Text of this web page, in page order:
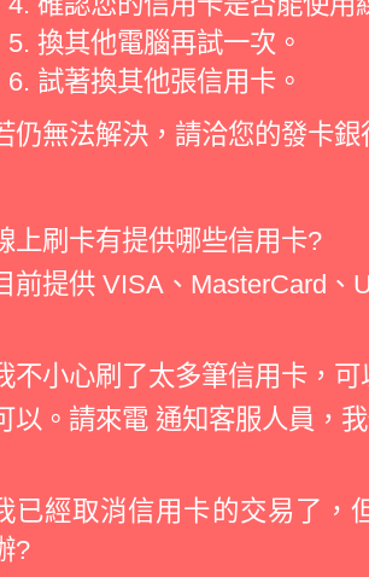
換其他電腦再試一次。
試著換其他張信用卡。
仍無法解決，請洽您的發卡
上刷卡有提供哪些信用卡?
前提供 VISA、MasterCard、
不小心刷了太多筆信用卡，
以。請來電 通知客服人員，
已經取消信用卡的交易了，
?